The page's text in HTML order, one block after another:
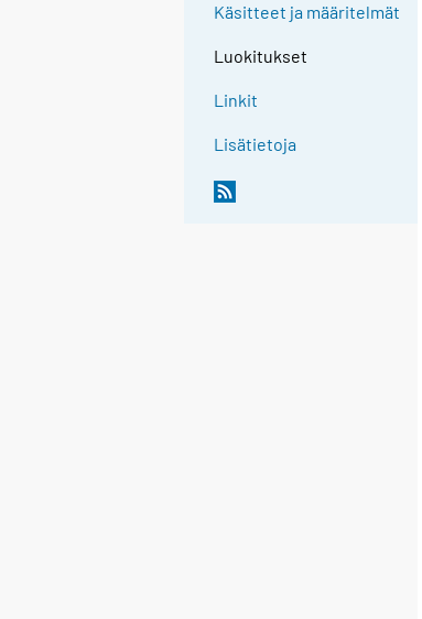
Käsitteet ja määritelmät
Luokitukset
Linkit
Lisätietoja